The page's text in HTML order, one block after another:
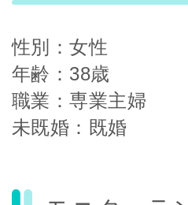
性別：女性
年齢：38歳
職業：専業主婦
未既婚：既婚